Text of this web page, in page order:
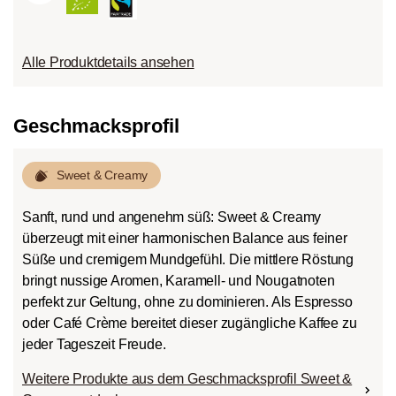
roast
Alle Produktdetails ansehen
Geschmacksprofil
Sweet & Creamy
Sanft, rund und angenehm süß: Sweet & Creamy
überzeugt mit einer harmonischen Balance aus feiner
Süße und cremigem Mundgefühl. Die mittlere Röstung
bringt nussige Aromen, Karamell- und Nougatnoten
perfekt zur Geltung, ohne zu dominieren. Als Espresso
oder Café Crème bereitet dieser zugängliche Kaffee zu
jeder Tageszeit Freude.
Weitere Produkte aus dem Geschmacksprofil Sweet &